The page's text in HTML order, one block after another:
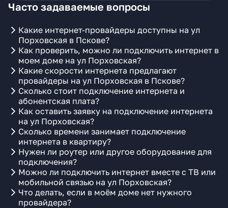
Часто задаваемые вопросы
Какие интернет-провайдеры доступны на ул
Порховская в Пскове?
Как проверить, можно ли подключить интернет в
моем доме на ул Порховская?
Какие скорости интернета предлагают
провайдеры на ул Порховская в Пскове?
Сколько стоит подключение интернета и
абонентская плата?
Как оставить заявку на подключение интернета
на ул Порховская?
Сколько времени занимает подключение
интернета в квартиру?
Нужен ли роутер или другое оборудование для
подключения?
Можно ли подключить интернет вместе с ТВ или
мобильной связью на ул Порховская?
Что делать, если в моём доме нет нужного
провайдера?